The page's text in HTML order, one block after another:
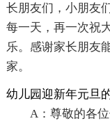
长朋友们，小朋友
每一天，再一次祝
乐。感谢家长朋友
家。
幼儿园迎新年元旦
A：尊敬的各